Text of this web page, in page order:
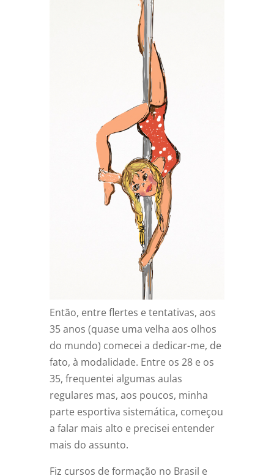
Então, entre flertes e tentativas, aos
35 anos (quase uma velha aos olhos
do mundo) comecei a dedicar-me, de
fato, à modalidade. Entre os 28 e os
35, frequentei algumas aulas
regulares mas, aos poucos, minha
parte esportiva sistemática, começou
a falar mais alto e precisei entender
mais do assunto.
Fiz cursos de formação no Brasil e